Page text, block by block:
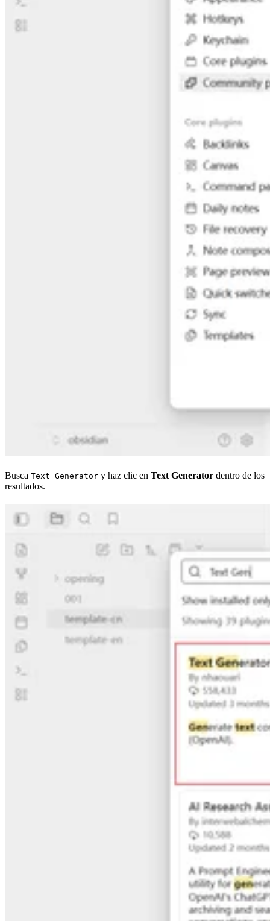
Busca Text Generator y haz clic en Text Generator dentro de los
resultados.